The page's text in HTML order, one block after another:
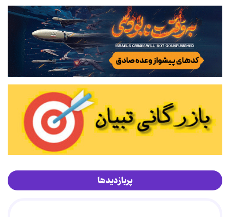
پربازدیدها